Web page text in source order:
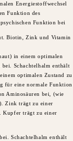
Energiestoffwechsel
Funktion des
Funktion bei
Biotin, Zink und Vitamin
in einem optimalen
Schachtelhalm enthält
optimalen Zustand zu
für eine normale Funktion
Aminosäuren bei, (wie
Zink trägt zu einer
Kupfer trägt zu einer
Schachtelhalm enthält